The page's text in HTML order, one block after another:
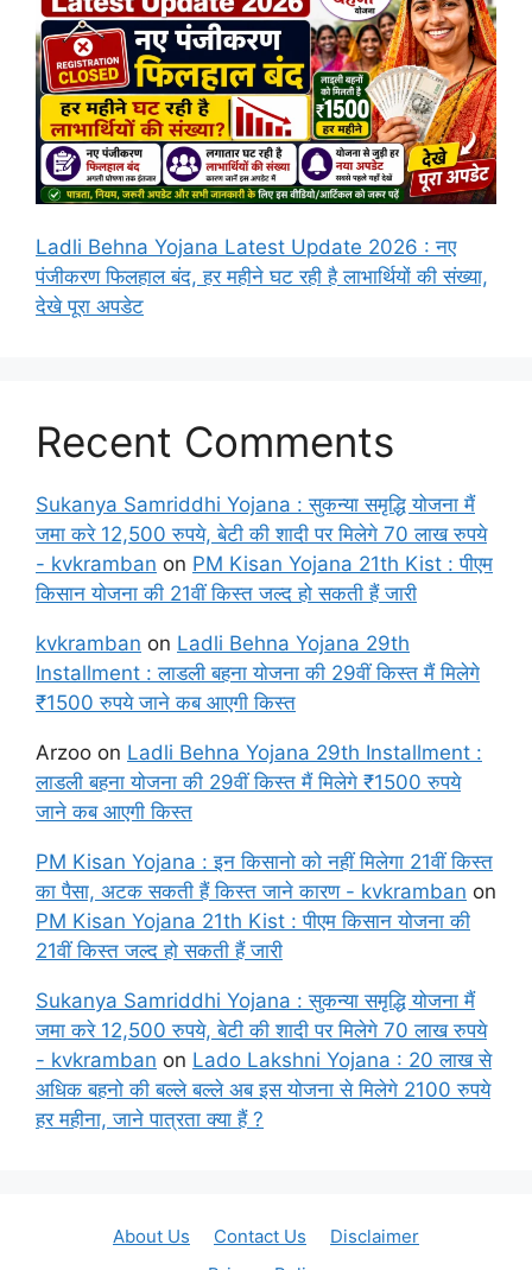
Ladli Behna Yojana Latest Update 2026 : नए
पंजीकरण फिलहाल बंद, हर महीने घट रही है लाभार्थियों की संख्या,
देखे पूरा अपडेट
Recent Comments
Sukanya Samriddhi Yojana : सुकन्या समृद्धि योजना मैं
जमा करे 12,500 रुपये, बेटी की शादी पर मिलेगे 70 लाख रुपये
- kvkramban on PM Kisan Yojana 21th Kist : पीएम
किसान योजना की 21वीं किस्त जल्द हो सकती हैं जारी
kvkramban on Ladli Behna Yojana 29th
Installment : लाडली बहना योजना की 29वीं किस्त मैं मिलेगे
₹1500 रुपये जाने कब आएगी किस्त
Arzoo on Ladli Behna Yojana 29th Installment :
लाडली बहना योजना की 29वीं किस्त मैं मिलेगे ₹1500 रुपये
जाने कब आएगी किस्त
PM Kisan Yojana : इन किसानो को नहीं मिलेगा 21वीं किस्त
का पैसा, अटक सकती हैं किस्त जाने कारण - kvkramban on
PM Kisan Yojana 21th Kist : पीएम किसान योजना की
21वीं किस्त जल्द हो सकती हैं जारी
Sukanya Samriddhi Yojana : सुकन्या समृद्धि योजना मैं
जमा करे 12,500 रुपये, बेटी की शादी पर मिलेगे 70 लाख रुपये
- kvkramban on Lado Lakshni Yojana : 20 लाख से
अधिक बहनो की बल्ले बल्ले अब इस योजना से मिलेगे 2100 रुपये
हर महीना, जाने पात्रता क्या हैं ?
About Us Contact Us
Disclaimer